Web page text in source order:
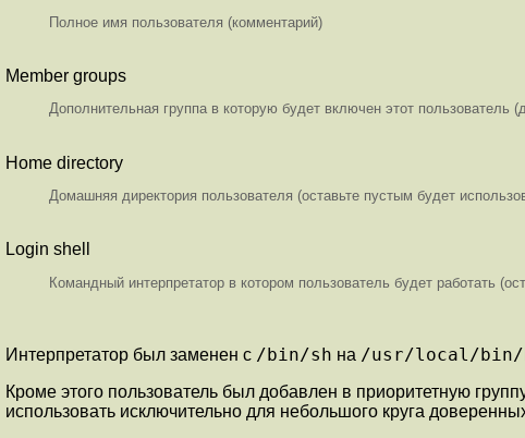
Полное имя пользователя (комментарий)
Member groups
Дополнительная группа в которую будет включен этот пользователь
Home directory
Домашняя директория пользователя (оставьте пустым будет
Login shell
Командный интерпретатор в котором пользователь будет работать
Интерпретатор был заменен с /bin/sh на /usr/local/bin/
Кроме этого пользователь был добавлен в приоритетную
использовать исключительно для небольшого круга